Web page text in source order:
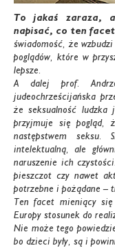
To jakaś zaraza,
napisać, co ten facet
świadomość, że
poglądów, które w
lepsze.
A dalej prof.
judeochrześcijańska
że seksualność ludzka
przyjmuje się pogląd,
następstwem seksu.
intelektualną, ale
naruszenie ich
pieszczot czy nawet
potrzebne i pożądane –
Ten facet mieniący
Europy stosunek do
Nie może tego
bo dzieci były, są i